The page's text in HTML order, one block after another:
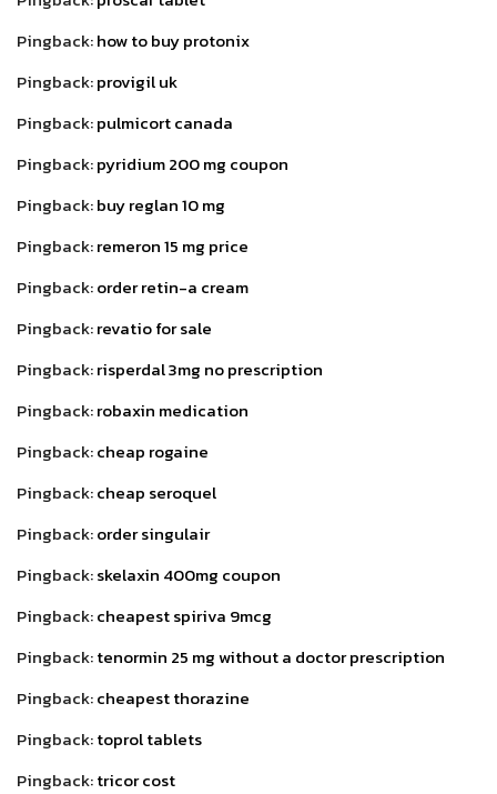
Pingback:how to buy protonix
Pingback:provigil uk
Pingback:pulmicort canada
Pingback:pyridium 200 mg coupon
Pingback:buy reglan 10 mg
Pingback:remeron 15 mg price
Pingback:order retin-a cream
Pingback:revatio for sale
Pingback:risperdal 3mg no prescription
Pingback:robaxin medication
Pingback:cheap rogaine
Pingback:cheap seroquel
Pingback:order singulair
Pingback:skelaxin 400mg coupon
Pingback:cheapest spiriva 9mcg
Pingback:tenormin 25 mg without a doctor prescription
Pingback:cheapest thorazine
Pingback:toprol tablets
Pingback:tricor cost